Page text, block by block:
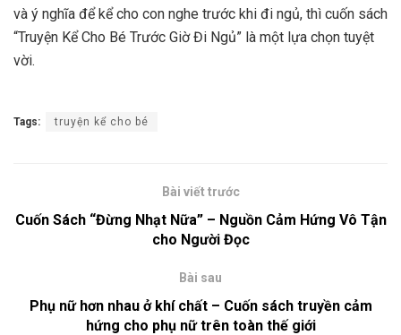
và ý nghĩa để kể cho con nghe trước khi đi ngủ, thì cuốn sách
“Truyện Kể Cho Bé Trước Giờ Đi Ngủ” là một lựa chọn tuyệt
vời.
Tags: truyện kể cho bé
Bài viết trước
Cuốn Sách “Đừng Nhạt Nữa” – Nguồn Cảm Hứng Vô Tận
cho Người Đọc
Bài sau
Phụ nữ hơn nhau ở khí chất – Cuốn sách truyền cảm
hứng cho phụ nữ trên toàn thế giới